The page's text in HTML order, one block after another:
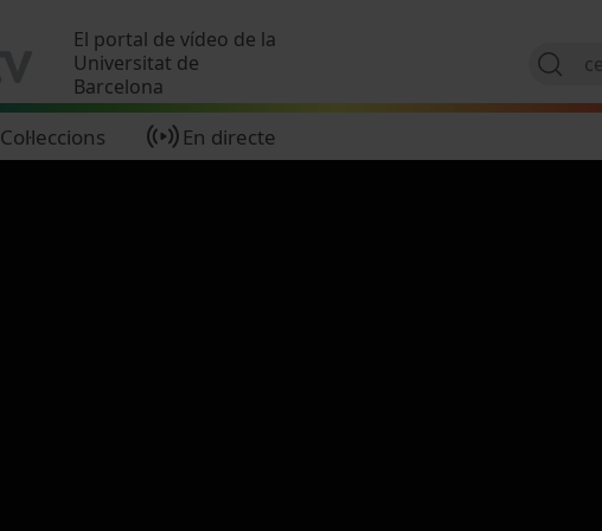
El portal de vídeo de la
Universitat de
Barcelona
Col·leccions En directe